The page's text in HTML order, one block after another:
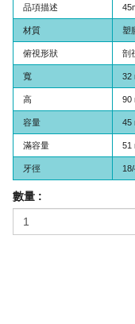
品項描述
材質 塑
俯視形狀 剖
寬 32
高 90
容量 45
滿容量 51
牙徑
數量 :